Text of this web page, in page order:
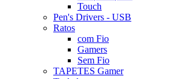
Touch
Pen's Drivers - USB
Ratos
com Fio
Gamers
Sem Fio
TAPETES Gamer